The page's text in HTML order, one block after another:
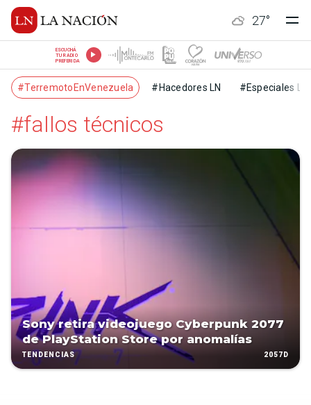
27°
ESCUCHÁ
TU RADIO
PREFERIDA
#TerremotoEnVenezuela #Hacedores LN #Especiales LN
#fallos técnicos
Sony retira videojuego Cyberpunk 2077
de PlayStation Store por anomalías
TENDENCIAS 2057D